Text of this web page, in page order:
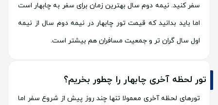
سفر کنید. نیمه دوم سال بهترین زمان برای سفر به چابهار است
اما باید بدانید که قیمت تور چابهار در نیمه دوم سال از نیمه
اول سال گران تر و جمعیت مسافران هم بیشتر است.
تور لحظه آخری چابهار را چطور بخریم؟
تورهای لحظه آخری معمولا تنها چند روز پیش از شروع سفر اما